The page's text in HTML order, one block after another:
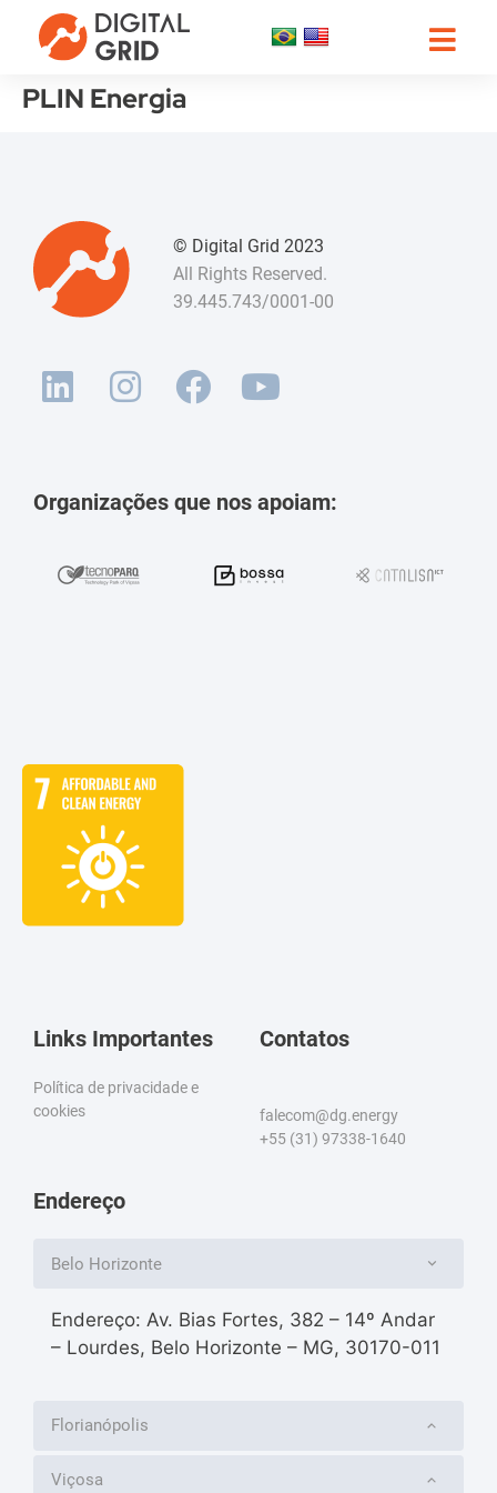
PLIN Energia
© Digital Grid 2023
All Rights Reserved.
39.445.743/0001-00
Organizações que nos apoiam:
Links Importantes
Política de privacidade e
cookies
Contatos
falecom@dg.energy
+55 (31) 97338-1640
Endereço
Belo Horizonte
Endereço: Av. Bias Fortes, 382 – 14º Andar
– Lourdes, Belo Horizonte – MG, 30170-011
Florianópolis
Viçosa